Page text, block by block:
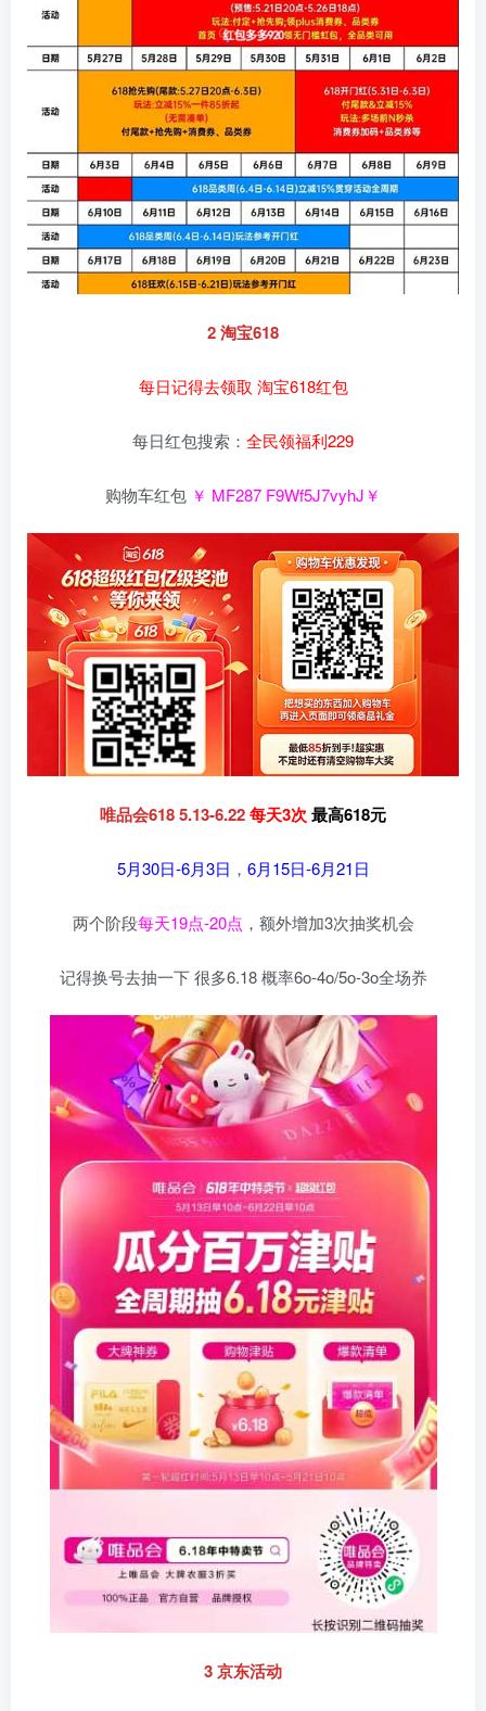
2 淘宝618
每日记得去领取 淘宝618红包
每日红包搜索： 全民领福利229
购物车红包 ￥ MF287 F9Wf5J7vyhJ￥
唯品会618 5.13-6.22每天3次 最高618元
5月30日-6月3日 ， 6月15日-6月21日
两个阶段每天19点-20点 ，额外增加3次抽奖机会
记得换号去抽一下 很多6.18 概率6o-4o/5o-3o全场奍
3 京东活动